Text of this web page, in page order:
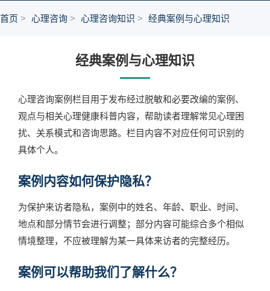
首页 心理咨询 心理咨询知识 经典案例与心理知识
经典案例与心理知识
心理咨询案例栏目用于发布经过脱敏和必要改编的案例、
观点与相关心理健康科普内容，帮助读者理解常见心理困
扰、关系模式和咨询思路。栏目内容不对应任何可识别的
具体个人。
案例内容如何保护隐私？
为保护来访者隐私，案例中的姓名、年龄、职业、时间、
地点和部分情节会进行调整；部分内容可能综合多个相似
情境整理，不应被理解为某一具体来访者的完整经历。
案例可以帮助我们了解什么？